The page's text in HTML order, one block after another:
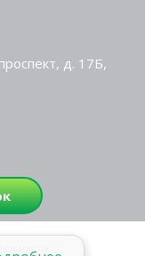
д. 17Б,